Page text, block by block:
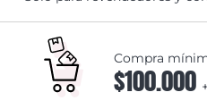
Compra
$100.000